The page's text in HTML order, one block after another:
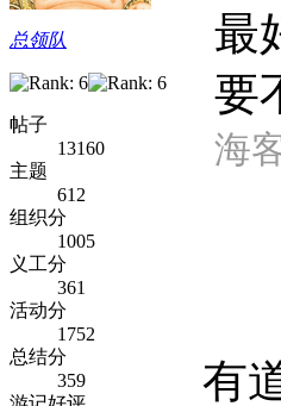
总领队
帖子
13160
主题
612
组织分
1005
义工分
361
活动分
1752
总结分
359
最
要
海
有